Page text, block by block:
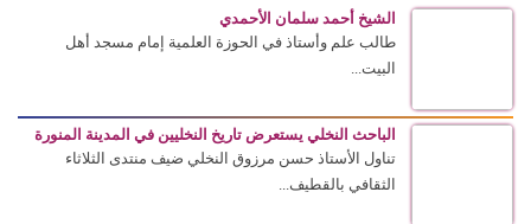
الشيخ أحمد سلمان الأحمدي
طالب علم وأستاذ في الحوزة العلمية إمام مسجد أهل
البيت...
الباحث النخلي يستعرض تاريخ النخليين في المدينة المنورة
تناول الأستاذ حسن مرزوق النخلي ضيف منتدى الثلاثاء
الثقافي بالقطيف...